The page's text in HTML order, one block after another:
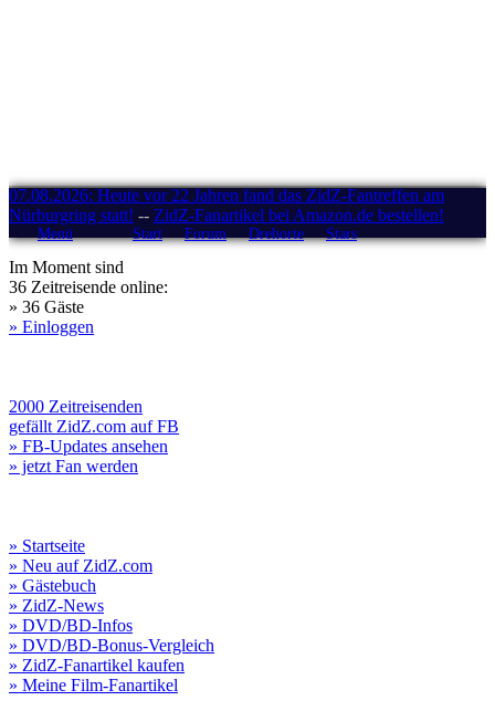
07.08.2026: Heute vor 22 Jahren fand das ZidZ-Fantreffen am
Nürburgring statt! -- ZidZ-Fanartikel bei Amazon.de bestellen!
Menü Start Forum Drehorte Stars
Im Moment sind
36 Zeitreisende online:
» 36 Gäste
» Einloggen
2000 Zeitreisenden
gefällt ZidZ.com auf FB
» FB-Updates ansehen
» jetzt Fan werden
» Startseite
» Neu auf ZidZ.com
» Gästebuch
» ZidZ-News
» DVD/BD-Infos
» DVD/BD-Bonus-Vergleich
» ZidZ-Fanartikel kaufen
» Meine Film-Fanartikel